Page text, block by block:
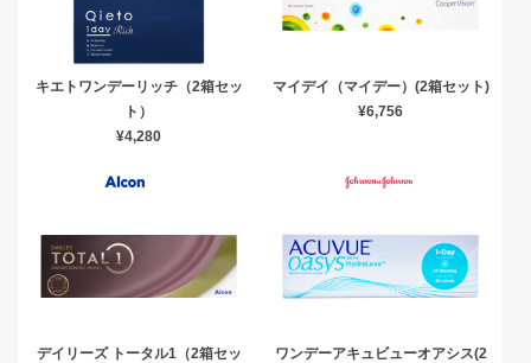
キエトワンデーリッチ（2箱セッ
ト）
¥4,280
マイデイ（マイデー）(2箱セット)
¥6,756
デイリーズ トータル1（2箱セッ
ワンデーアキュビューオアシス(2